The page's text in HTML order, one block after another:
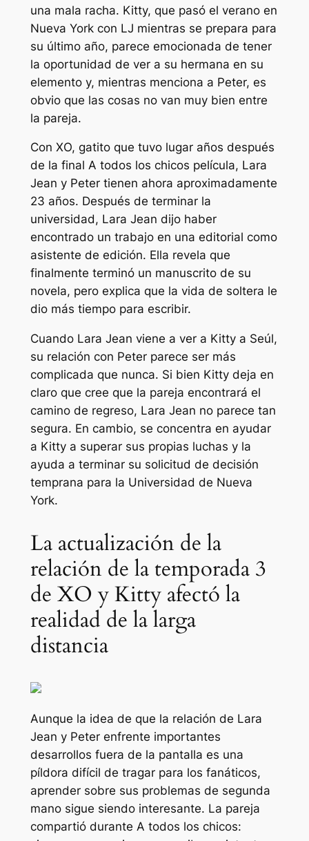
una mala racha. Kitty, que pasó el verano en
Nueva York con LJ mientras se prepara para
su último año, parece emocionada de tener
la oportunidad de ver a su hermana en su
elemento y, mientras menciona a Peter, es
obvio que las cosas no van muy bien entre
la pareja.
Con XO, gatito que tuvo lugar años después
de la final A todos los chicos película, Lara
Jean y Peter tienen ahora aproximadamente
23 años. Después de terminar la
universidad, Lara Jean dijo haber
encontrado un trabajo en una editorial como
asistente de edición. Ella revela que
finalmente terminó un manuscrito de su
novela, pero explica que la vida de soltera le
dio más tiempo para escribir.
Cuando Lara Jean viene a ver a Kitty a Seúl,
su relación con Peter parece ser más
complicada que nunca. Si bien Kitty deja en
claro que cree que la pareja encontrará el
camino de regreso, Lara Jean no parece tan
segura. En cambio, se concentra en ayudar
a Kitty a superar sus propias luchas y la
ayuda a terminar su solicitud de decisión
temprana para la Universidad de Nueva
York.
La actualización de la
relación de la temporada 3
de XO y Kitty afectó la
realidad de la larga
distancia
Aunque la idea de que la relación de Lara
Jean y Peter enfrente importantes
desarrollos fuera de la pantalla es una
píldora difícil de tragar para los fanáticos,
aprender sobre sus problemas de segunda
mano sigue siendo interesante. La pareja
compartió durante A todos los chicos: